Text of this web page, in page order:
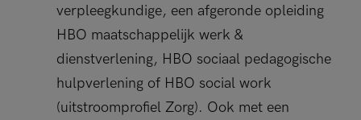
verpleegkundige, een afgeronde opleiding
HBO maatschappelijk werk &
dienstverlening, HBO sociaal pedagogische
hulpverlening of HBO social work
(uitstroomprofiel Zorg). Ook met een